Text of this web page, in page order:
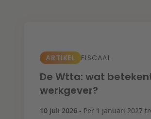
Fiscaal
Arbeid & Pensioen
Lees meer
ARTIKEL FISCAAL
De Wtta: wat
werkgever?
10 juli 2026 - Per 1 januari 2027